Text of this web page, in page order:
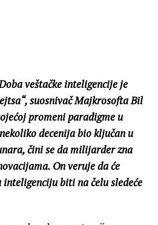
veštačke inteligencije je
suosnivač Majkrosofta Bil
promeni paradigme u
decenija bio ključan u
čini se da milijarder zna
On veruje da će
biti na čelu sledeće